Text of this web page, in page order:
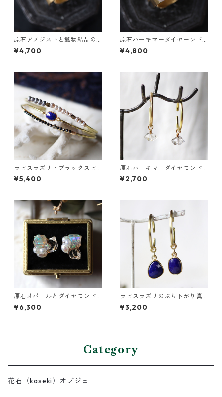
原石アメジストと鉱物結晶の
真鍮幅広イヤーカフ
¥4,700
原石ハーキマーダイヤモンド
と鉱物結晶の真鍮幅広イヤー
カフ
¥4,800
ラピスラズリ・ブラックスピ
ネル・パールの3連バングル
¥5,400
原石ハーキマーダイヤモンド
のぶら下がりイヤーカフ
¥2,700
原石オパールとダイヤモンド
クォーツのプチピアス
¥6,300
ラピスラズリのぶら下がり真
鍮イヤーカフ
¥3,200
Category
花石（kaseki）オブジェ